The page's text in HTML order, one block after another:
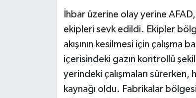
İhbar üzerine olay yerine
ekipleri sevk edildi. Ekipler
akışının kesilmesi için çalışma
içerisindeki gazın kontrollü
yerindeki çalışmaları sürerken,
kaynağı oldu. Fabrikalar